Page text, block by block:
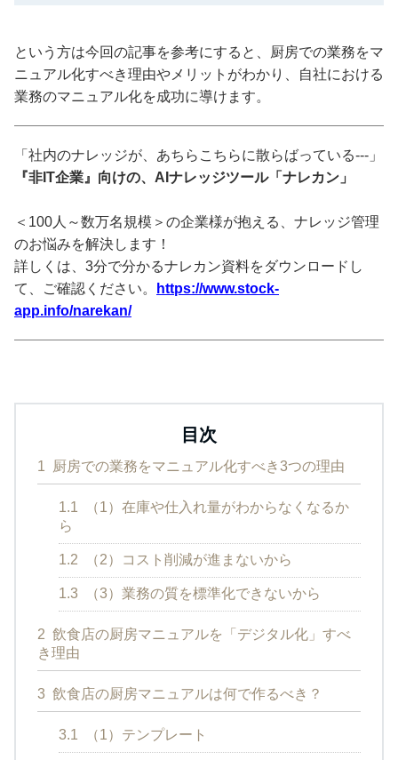
という方は今回の記事を参考にすると、厨房での業務をマ
ニュアル化すべき理由やメリットがわかり、自社における
業務のマニュアル化を成功に導けます。
「社内のナレッジが、あちらこちらに散らばっている---」
『非IT企業』向けの、AIナレッジツール「ナレカン」
＜100人～数万名規模＞の企業様が抱える、ナレッジ管理
のお悩みを解決します！
詳しくは、3分で分かるナレカン資料をダウンロードし
て、ご確認ください。
https://www.stock-
app.info/narekan/
目次
1 厨房での業務をマニュアル化すべき3つの理由
1.1
（1）在庫や仕入れ量がわからなくなるか
ら
1.2 （2）コスト削減が進まないから
1.3 （3）業務の質を標準化できないから
2 飲食店の厨房マニュアルを「デジタル化」すべ
き理由
3 飲食店の厨房マニュアルは何で作るべき？
3.1 （1）テンプレート